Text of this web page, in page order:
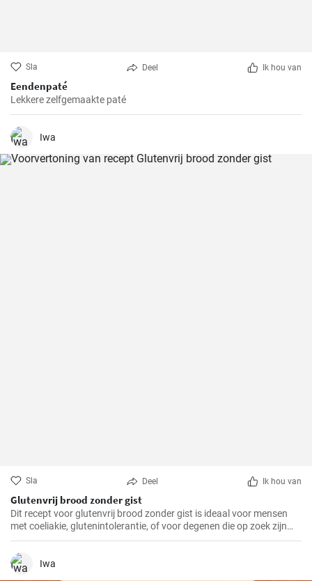
Sla Deel Ik hou van
Eendenpaté
Lekkere zelfgemaakte paté
Iwa
Sla Deel Ik hou van
Glutenvrij brood zonder gist
Dit recept voor glutenvrij brood zonder gist is ideaal voor mensen
met coeliakie, glutenintolerantie, of voor degenen die op zoek zijn
naar een gezonder alternatief voor traditioneel brood.
Iwa